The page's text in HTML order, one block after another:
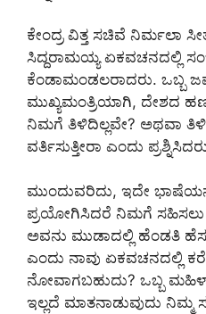
ಕೇಂದ್ರ ವಿತ್ತ ಸಚಿವೆ ನಿರ್ಮಲಾ
ಸಿದ್ದರಾಮಯ್ಯ ಏಕವಚನದಲ್ಲಿ
ಕೆಂಡಾಮಂಡಲರಾದರು. ಒಬ್ಬ
ಮುಖ್ಯಮಂತ್ರಿಯಾಗಿ, ದೇಶದ
ನಿಮಗೆ ತಿಳಿದಿಲ್ಲವೇ? ಅಥವಾ
ವರ್ತಿಸುತ್ತೀರಾ ಎಂದು
ಮುಂದುವರಿದು, ಇದೇ
ಪ್ರಯೋಗಿಸಿದರೆ ನಿಮಗೆ ಸಹಿಸಲು
ಅವನು ಮುಡಾದಲ್ಲಿ ಹೆಂಡತಿ
ಎಂದು ನಾವು ಏಕವಚನದಲ್ಲಿ
ನೋವಾಗಬಹುದು? ಒಬ್ಬ
ಇಲ್ಲದೆ ಮಾತನಾಡುವುದು ನಿಮ್ಮ